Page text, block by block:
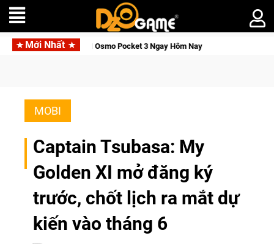
Mới Nhất
Săn DJI Osmo Pocket 3 Ngay Hôm Nay
MOBI
Captain Tsubasa: My
Golden XI mở đăng ký
trước, chốt lịch ra mắt dự
kiến vào tháng 6